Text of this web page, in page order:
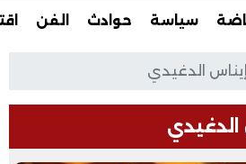
سياسة حوادث الفن
الدغيدي
الدغيدي